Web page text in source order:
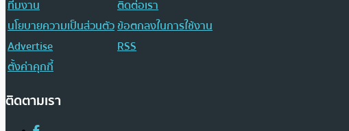
ทีมงาน
ติดต่อเรา
นโยบายความเป็นส่วนตัวข้อตกลงในการใช้งาน
Advertise
RSS
ตั้งค่าคุกกี้
ติดตามเรา